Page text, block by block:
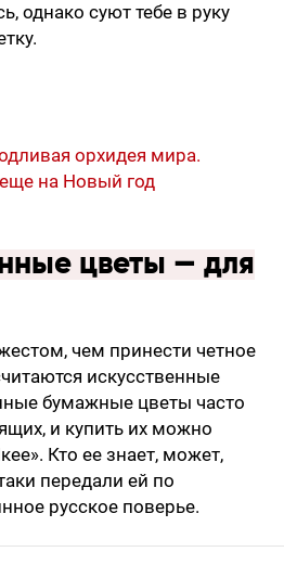
однако суют тебе в руку
орхидея мира.
на Новый год
цветы — для
чем принести четное
искусственные
бумажные цветы часто
и купить их можно
Кто ее знает, может,
передали ей по
русское поверье.